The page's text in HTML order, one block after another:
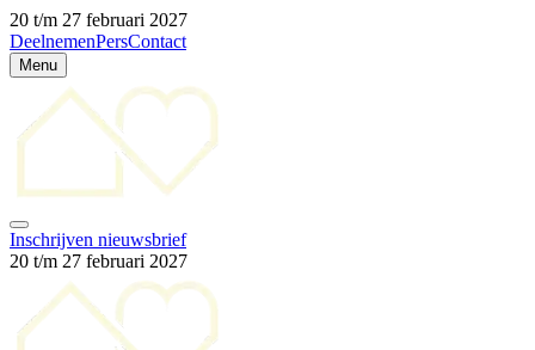
20 t/m 27 februari 2027
DeelnemenPersContact
Menu
Inschrijven nieuwsbrief
20 t/m 27 februari 2027